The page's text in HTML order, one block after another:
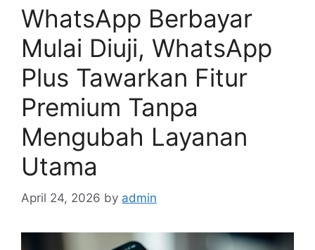
s
WhatsApp Berbayar
Mulai Diuji, WhatsApp
Plus Tawarkan Fitur
Premium Tanpa
Mengubah Layanan
Utama
April 24, 2026 by admin